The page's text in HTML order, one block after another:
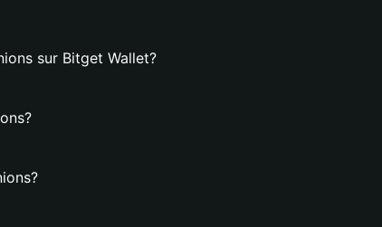
sur Bitget Wallet?